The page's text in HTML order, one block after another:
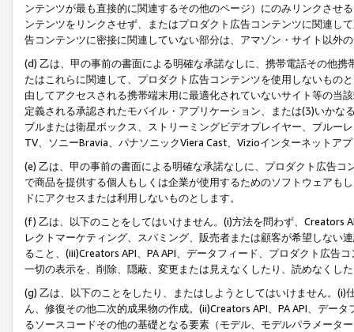
ンテンツが最も直接的に関連するその他のページ）にのみリンクさせ
ンテンツをリンクさせず、またはプロダクト広告コンテンツに関連し
告コンテンツに密接に関連していない部分は、アマゾン・サイト以外
(d) 乙は、甲の事前の書面による明確な承諾なしに、携帯電話その他
たはこれらに関連して、プロダクト広告コンテンツを使用しないもの
由してアクセスされる携帯端末用に最適化されていないサイト等の当
定義される承認されたモバイル・アプリケーション、または(3)いか
ブルまたは衛星ボックス、ストリーミングビデオプレイヤー、ブルー
TV、ソニーBravia、パナソニックViera Cast、Vizioインターネットア
(e) 乙は、甲の事前の書面による明確な承諾なしに、プロダクト広告
で商品を提供する個人もしくは企業が使用するためのソフトウェアも
ドにアクセスまたは利用しないものとします。
(f) 乙は、以下のことをしてはいけません。(i)方法を問わず、Creators
レクトマーケティング、スパミング、販売者または顧客が希望しない
ること、(iii)Creators API、PA API、データフィード、プロダクト広告
一切の表示を、削除、隠蔽、変更または見えなくしたり、読めなくし
(g) 乙は、以下のことをしたり、またはしようとしてはいけません。
ん、修復その他二次的成果物の作成。(ii)Creators API、PA API、デー
るソースコードその他の基礎となる要素（モデル、モデルパラメータ